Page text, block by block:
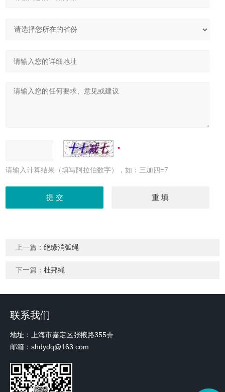
请输入计算结果（填写阿拉伯数字），如：三加四=7
上一篇：绝缘消弧绳
下一篇：杜邦绳
联系我们
地址：上海市嘉定区张掖路355弄
邮箱：shdydq@163.com